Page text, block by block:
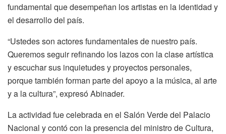
fundamental que desempeñan los artistas en la identidad y
el desarrollo del país.
“Ustedes son actores fundamentales de nuestro país.
Queremos seguir refinando los lazos con la clase artística
y escuchar sus inquietudes y proyectos personales,
porque también forman parte del apoyo a la música, al arte
y a la cultura”, expresó Abinader.
La actividad fue celebrada en el Salón Verde del Palacio
Nacional y contó con la presencia del ministro de Cultura,